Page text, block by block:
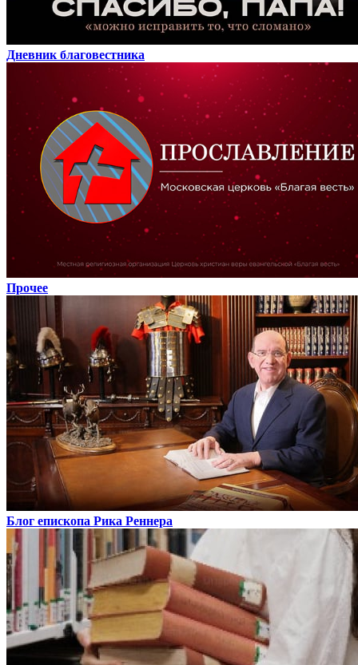
Дневник благовестника
Прочее
Блог епископа Рика Реннера